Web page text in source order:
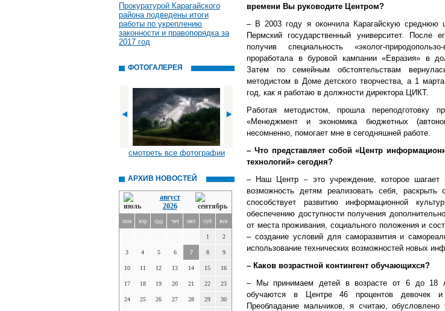
Прокуратурой Карагайского
района подведены итоги
работы по укреплению
законности и правопорядка за
2017 год
ФОТОГАЛЕРЕЯ
смотреть все фотографии
АРХИВ НОВОСТЕЙ
август
2026
пон втр срд чет пят суб вск
1 2
3 4 5 6 7 8 9
10 11 12 13 14 15 16
17 18 19 20 21 22 23
24 25 26 27 28 29 30
времени Вы руководите Центром?
– В 2003 году я окончила Карагайскую
Пермский государственный университет. После
получив специальность «эколог-
проработала в буровой кампании «Евразия» в
Затем по семейным обстоятельствам
методистом в Доме детского творчества, а 1
год, как я работаю в должности директора ЦИКТ.
Работая методистом, прошла переподготовку
«Менеджмент и экономика бюджетных
несомненно, помогает мне в сегодняшней работе.
– Что представляет собой «Центр
технологий» сегодня?
– Наш Центр – это учреждение, которое
возможность детям реализовать себя, раскрыть
способствует развитию информационной
обеспечению доступности получения
от места проживания, социального положения и
– создание условий для саморазвития и
использование технических возможностей новых
– Каков возрастной контингент обучающихся?
– Мы принимаем детей в возрасте от 6 до 18
обучаются в Центре 46 процентов девочек и
Преобладание мальчиков, я считаю, обусловлено